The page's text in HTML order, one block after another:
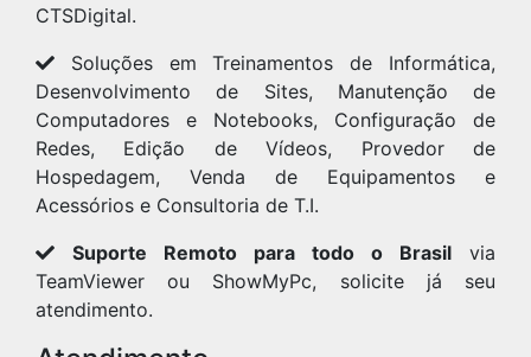
CTSDigital.
Soluções em Treinamentos de Informática,
Desenvolvimento de Sites, Manutenção de
Computadores e Notebooks, Configuração de
Redes, Edição de Vídeos, Provedor de
Hospedagem, Venda de Equipamentos e
Acessórios e Consultoria de T.I.
Suporte Remoto para todo o Brasil via
TeamViewer ou ShowMyPc, solicite já seu
atendimento.